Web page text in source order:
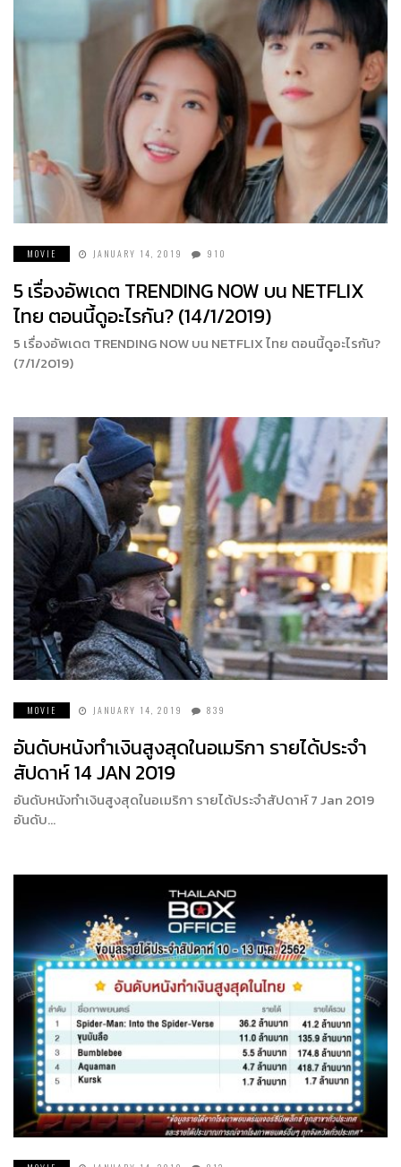
MOVIE JANUARY 14, 2019 910
5 เรื่องอัพเดต TRENDING NOW บน NETFLIX
ไทย ตอนนี้ดูอะไรกัน? (14/1/2019)
5 เรื่องอัพเดต TRENDING NOW บน NETFLIX ไทย ตอนนี้ดูอะไรกัน?
(7/1/2019)
MOVIE JANUARY 14, 2019 839
อันดับหนังทำเงินสูงสุดในอเมริกา รายได้ประจำ
สัปดาห์ 14 JAN 2019
อันดับหนังทำเงินสูงสุดในอเมริกา รายได้ประจำสัปดาห์ 7 Jan 2019
อันดับ…